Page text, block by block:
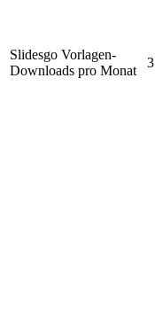
Slidesgo Vorlagen-
Downloads pro Monat
3